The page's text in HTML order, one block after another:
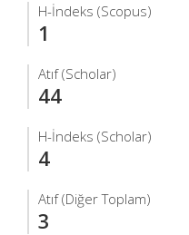
H-İndeks (Scopus)
1
Atıf (Scholar)
44
H-İndeks (Scholar)
4
Atıf (Diğer Toplam)
3